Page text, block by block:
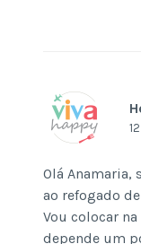
Olá Anamaria,
ao refogado
Vou colocar
depende um